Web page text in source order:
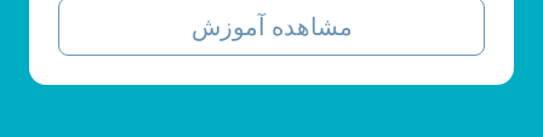
مشاهده آموزش